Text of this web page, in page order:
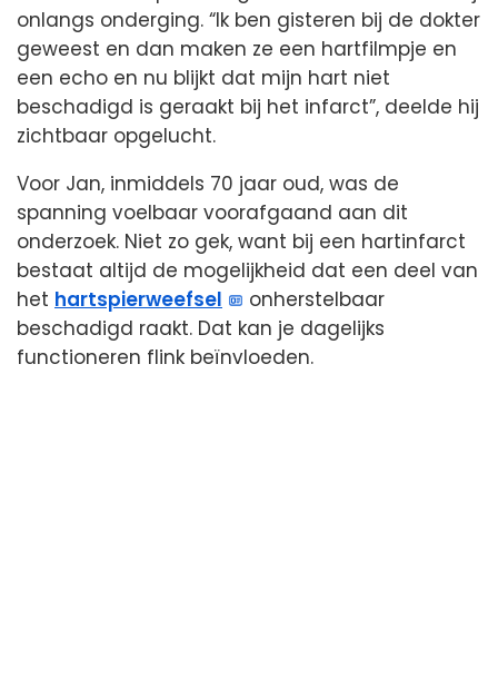
onlangs onderging. “Ik ben gisteren bij de dokter
geweest en dan maken ze een hartfilmpje en
een echo en nu blijkt dat mijn hart niet
beschadigd is geraakt bij het infarct”, deelde hij
zichtbaar opgelucht.
Voor Jan, inmiddels 70 jaar oud, was de
spanning voelbaar voorafgaand aan dit
onderzoek. Niet zo gek, want bij een hartinfarct
bestaat altijd de mogelijkheid dat een deel van
het hartspierweefsel
onherstelbaar
beschadigd raakt. Dat kan je dagelijks
functioneren flink beïnvloeden.